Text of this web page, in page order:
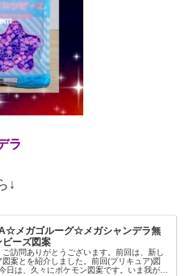
ラ
↓
メガゴルーグ☆メガシャンデラ無
ーズ図案
ご訪問ありがとうございます。前回は、新し
案とを紹介しました。前回(プリキュア)図
日は、久々にポケモン図案です。いま我が家